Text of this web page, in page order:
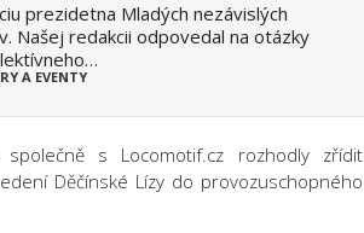
prezidetna Mladých nezávislých
Našej redakcii odpovedal na otázky
A EVENTY
s Locomotif.cz rozhodly zřídit
Děčínské Lízy do provozuschopného